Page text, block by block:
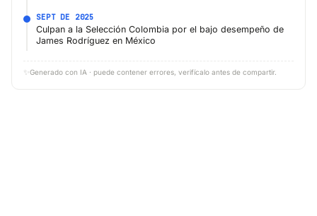
SEPT DE 2025
Culpan a la Selección Colombia por el bajo desempeño de
James Rodríguez en México
✨ Generado con IA · puede contener errores, verifícalo antes de compartir.